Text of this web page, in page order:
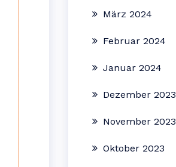
März 2024
Februar 2024
Januar 2024
Dezember 2023
November 2023
Oktober 2023